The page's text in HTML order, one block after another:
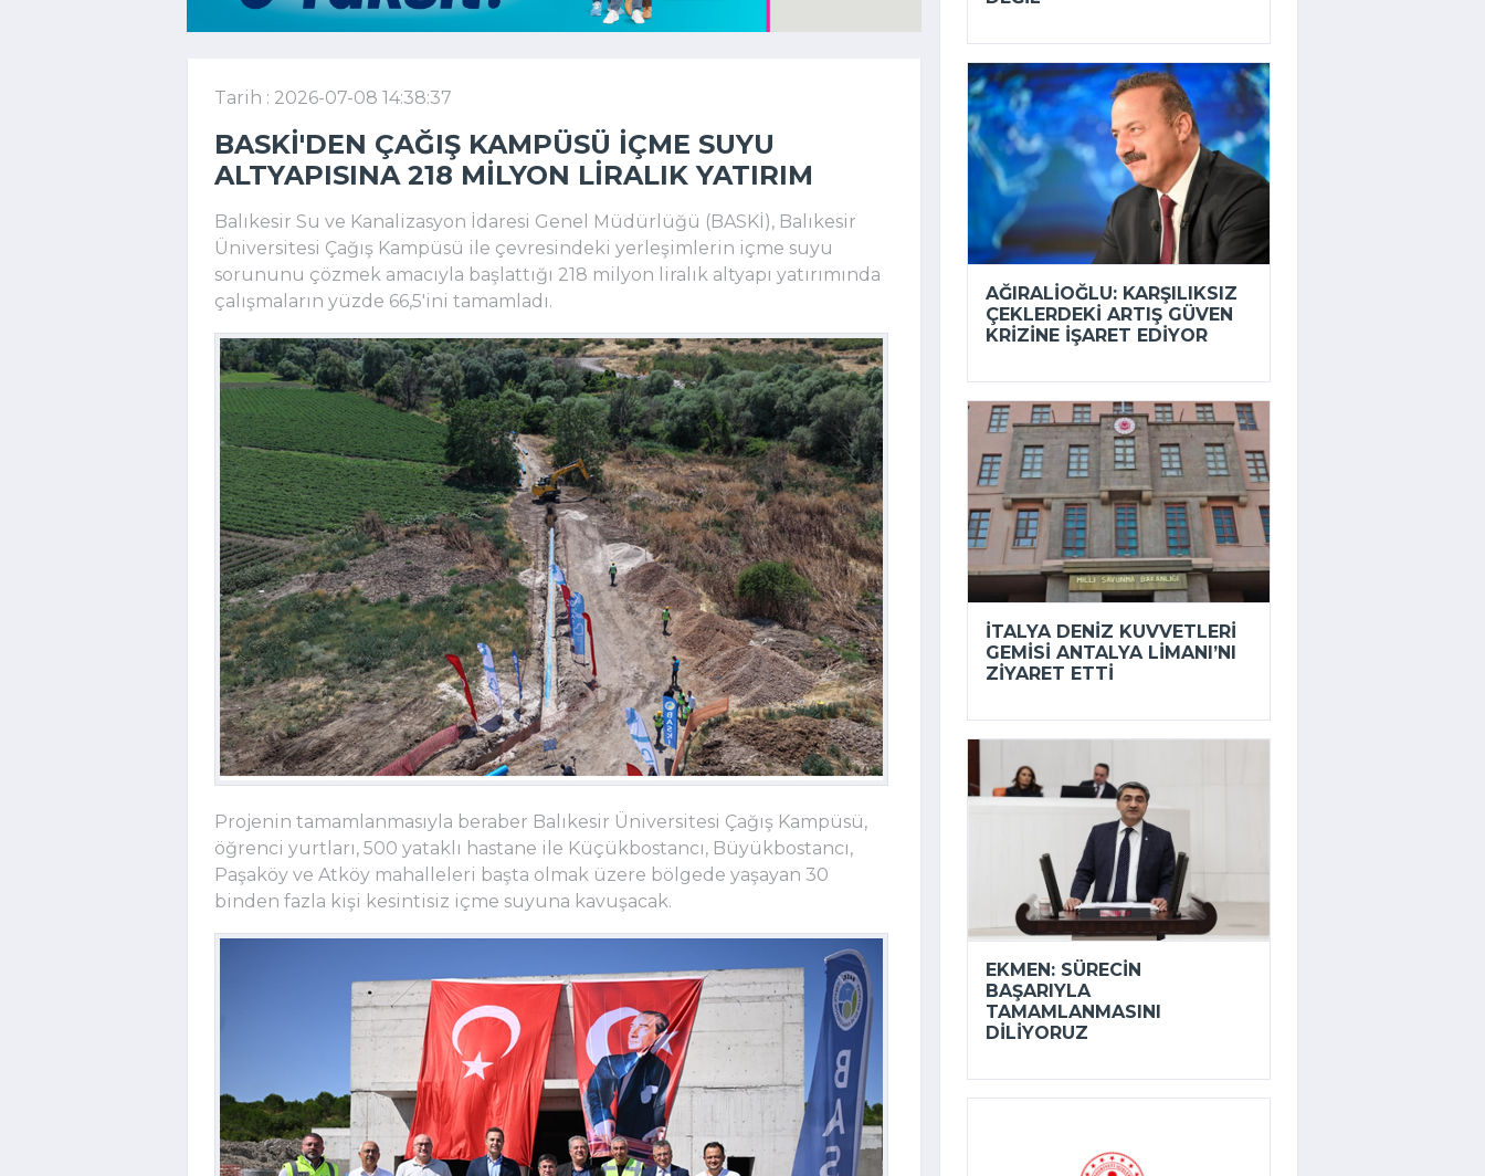
Tarih : 2026-07-08 14:38:37
BASKİ'DEN ÇAĞIŞ KAMPÜSÜ IÇME SUYU
ALTYAPISINA 218 MILYON LIRALIK YATIRIM
Balıkesir Su ve Kanalizasyon İdaresi Genel Müdürlüğü (BASKİ), Balıkesir
Üniversitesi Çağış Kampüsü ile çevresindeki yerleşimlerin içme suyu
sorununu çözmek amacıyla başlattığı 218 milyon liralık altyapı yatırımında
çalışmaların yüzde 66,5'ini tamamladı.
Projenin tamamlanmasıyla beraber Balıkesir Üniversitesi Çağış Kampüsü,
öğrenci yurtları, 500 yataklı hastane ile Küçükbostancı, Büyükbostancı,
Paşaköy ve Atköy mahalleleri başta olmak üzere bölgede yaşayan 30
binden fazla kişi kesintisiz içme suyuna kavuşacak.
AĞIRALIOĞLU: KARŞILIKSIZ
ÇEKLERDEKI ARTIŞ GÜVEN
KRIZINE IŞARET EDIYOR
İTALYA DENIZ KUVVETLERI
GEMISI ANTALYA LIMANI’NI
ZIYARET ETTI
EKMEN: SÜRECIN
BAŞARIYLA
TAMAMLANMASINI
DILIYORUZ